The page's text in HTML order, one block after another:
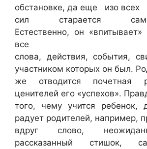
обстановке, да еще изо всех
сил старается
Естественно, он
все
слова, действия, события,
участником которых он был.
же отводится почетная
ценителей его «успехов».
того, чему учится ребенок,
радует родителей, например,
вдруг слово,
рассказанный стишок,